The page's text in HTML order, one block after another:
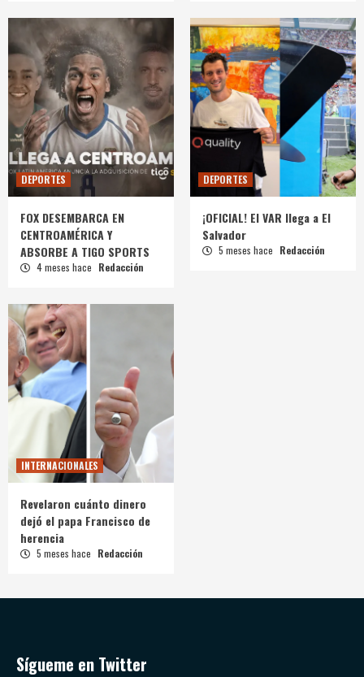
DEPORTES
FOX DESEMBARCA EN
CENTROAMÉRICA Y
ABSORBE A TIGO SPORTS
4 meses hace Redacción
DEPORTES
¡OFICIAL! El VAR llega a El
Salvador
5 meses hace Redacción
INTERNACIONALES
Revelaron cuánto dinero
dejó el papa Francisco de
herencia
5 meses hace Redacción
Sígueme en Twitter